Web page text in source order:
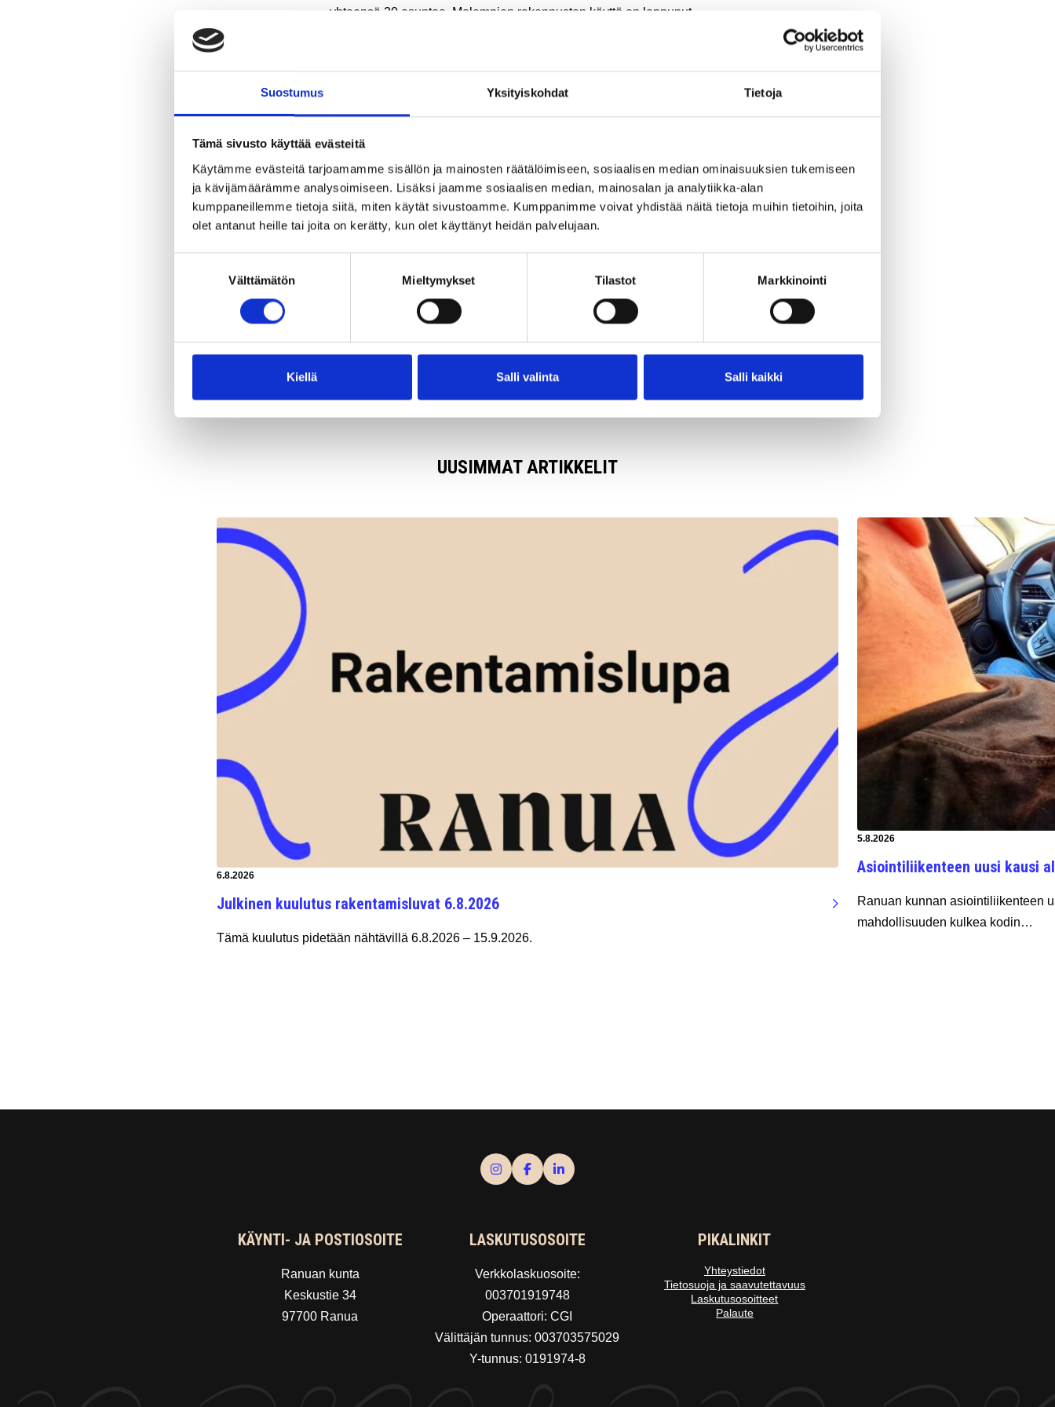
Suostumus Yksityiskohdat Tietoja
Tämä sivusto käyttää evästeitä
Käytämme evästeitä tarjoamamme sisällön ja mainosten räätälöimiseen, sosiaalisen median ominaisuuksien tukemiseen
ja kävijämäärämme analysoimiseen. Lisäksi jaamme sosiaalisen median, mainosalan ja analytiikka-alan
kumppaneillemme tietoja siitä, miten käytät sivustoamme. Kumppanimme voivat yhdistää näitä tietoja muihin tietoihin, joita
olet antanut heille tai joita on kerätty, kun olet käyttänyt heidän palvelujaan.
Välttämätön Mieltymykset Tilastot Markkinointi
Kiellä Salli valinta Salli kaikki
yhteensä 20 asuntoa. Molempien rakennusten käyttö on loppunut
samoilla rakenteilla, joten kuntotutkimuksen tulokset on sovellettavissa
Rivitalot on osin alkuperäiskunnossa ja vaativat remonttia.
Huutokauppa päättyy 8.11.2025 kello 21.00, tai 3 minuuttia viimeisen
tarjouksen jälkeen.
Lisätietoja:
https://huutokaupat.com/…/kuuden-talon-rivitalokokonaisuus
UUSIMMAT ARTIKKELIT
Artikkeli luotu:
6.8.2026
Julkinen kuulutus rakentamisluvat 6.8.2026
Tämä kuulutus pidetään nähtävillä 6.8.2026 – 15.9.2026.
Artikkeli luotu:
5.8.2026
Asiointiliikenteen uusi kausi
Ranuan kunnan asiointiliikenteen
mahdollisuuden kulkea kodin…
KÄYNTI- JA POSTIOSOITE
Ranuan kunta
Keskustie 34
97700 Ranua
LASKUTUSOSOITE
Verkkolaskuosoite:
003701919748
Operaattori: CGI
Välittäjän tunnus: 003703575029
Y-tunnus: 0191974-8
PIKALINKIT
Yhteystiedot
Tietosuoja ja saavutettavuus
Laskutusosoitteet
Palaute